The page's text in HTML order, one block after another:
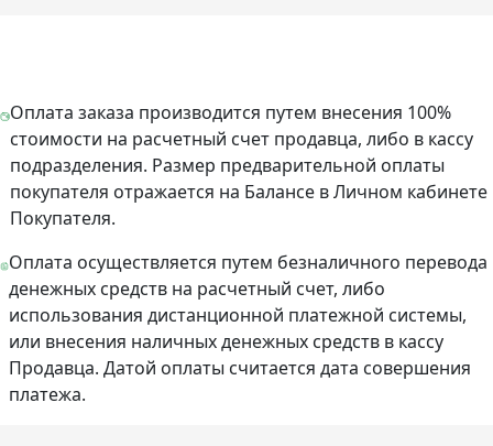
Оплата заказа производится путем внесения 100%
стоимости на расчетный счет продавца, либо в кассу
подразделения. Размер предварительной оплаты
покупателя отражается на Балансе в Личном кабинете
Покупателя.
Оплата осуществляется путем безналичного перевода
денежных средств на расчетный счет, либо
использования дистанционной платежной системы,
или внесения наличных денежных средств в кассу
Продавца. Датой оплаты считается дата совершения
платежа.